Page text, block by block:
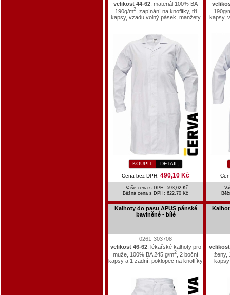
velikost 44-62 , materiál 100% BA
190g/m2, zapínání na knoflíky, tři
kapsy, vzadu volný pásek, manžety
KOUPIT DETAIL
Cena bez DPH: 490,10 Kč
Vaše cena s DPH: 593,02 Kč
Běžná cena s DPH: 622,70 Kč
190g/
kapsy,
Kalhoty do pasu APUS pánské
bavlněné - bílé
0261-303708
velikost 46-62, lékařské kalhoty pro
muže, 100% BA 245 g/m2 , 2 boční
kapsy a 1 zadní, poklopec na knoflíky
velikost
ženy,